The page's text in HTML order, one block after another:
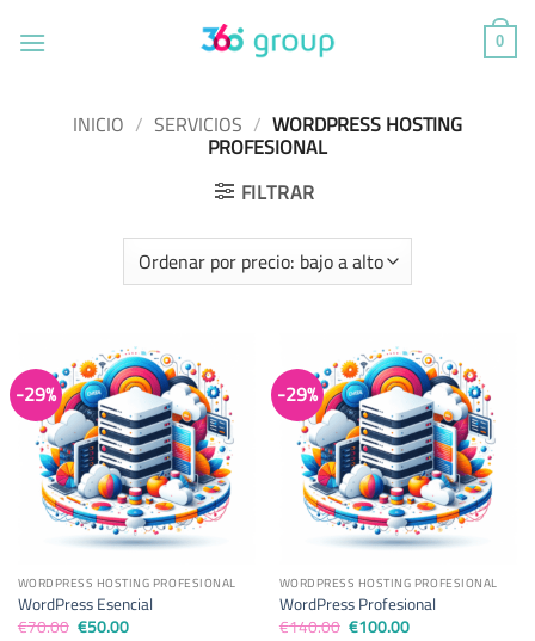
0
INICIO / SERVICIOS / WORDPRESS HOSTING
PROFESIONAL
FILTRAR
-29%
WORDPRESS HOSTING PROFESIONAL
WordPress Esencial
€70.00 El
€50.00El
-29%
WORDPRESS HOSTING PROFESIONAL
WordPress Profesional
€140.00 El
€100.00El